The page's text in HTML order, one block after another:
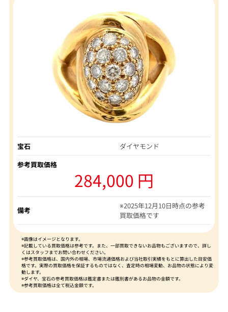
宝石
ダイヤモンド
参考買取価格
284,000 円
備考
※2025年12月10日時点の参考
買取価格です
※画像はイメージとなります。
※記載している買取価格は参考です。また、一部買取できないお品物もございますので、詳し
くはスタッフまでお問い合わせください。
※参考買取価格は、国内外の相場、市場流通価格および当社取引実績をもとに算出した目安価
格です。実際の買取価格を保証するものではなく、査定時の相場変動、お品物の状態により変
動します。
※ダイヤ、宝石の参考買取価格は鑑定書または鑑別書があるお品物の金額です。
※参考買取価格は全て税込金額です。